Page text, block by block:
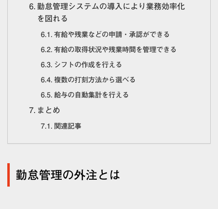
勤怠管理システムの導入により業務効率化
を図れる
有給や残業などの申請・承認ができる
有給の取得状況や残業時間を管理できる
シフトの作成を行える
複数の打刻方法から選べる
給与の自動集計を行える
まとめ
関連記事
勤怠管理の外注とは